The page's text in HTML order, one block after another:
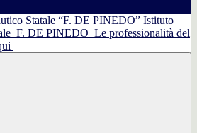
Istituto
F. DE PINEDO Le professionalità del